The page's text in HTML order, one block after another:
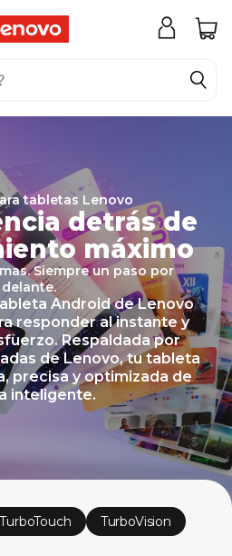
tabletas Lenovo
detrás de
máximo
Siempre un paso por
delante.
Android de Lenovo
responder al instante y
Respaldada por
de Lenovo, tu tableta
precisa y optimizada de
inteligente.
TurboTouch TurboVision